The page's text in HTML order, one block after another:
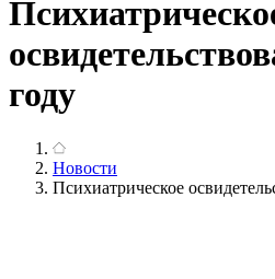
году
Новости
Психиатрическое